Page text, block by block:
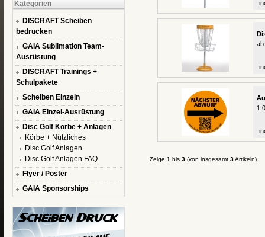
Kategorien
DISCRAFT Scheiben
bedrucken
GAIA Sublimation Team-
Ausrüstung
DISCRAFT Trainings +
Schulpakete
Scheiben Einzeln
GAIA Einzel-Ausrüstung
Disc Golf Körbe + Anlagen
Körbe + Nützliches
Disc Golf Anlagen
Disc Golf Anlagen FAQ
Flyer / Poster
GAIA Sponsorships
ab
Zeige 1 bis 3(von insgesamt 3Artikeln)